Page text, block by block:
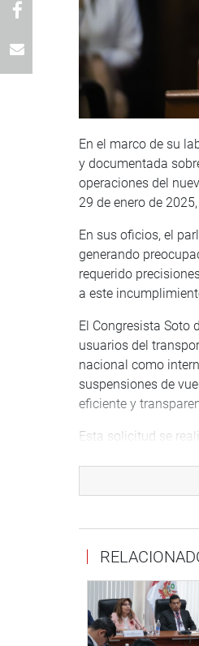
En el marco de su
y documentada
operaciones del
29 de enero de
En sus oficios, el
generando
requerido
a este
El Congresista Soto
usuarios del
nacional como
suspensiones de
eficiente y
Esta solicitud se